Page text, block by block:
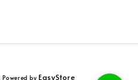
by EasyStore